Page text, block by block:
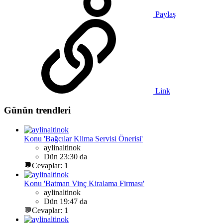
Paylaş
Link
Günün trendleri
Konu 'Bağcılar Klima Servisi Önerisi'
aylinaltinok
Dün 23:30 da
💬Cevaplar: 1
Konu 'Batman Vinç Kiralama Firması'
aylinaltinok
Dün 19:47 da
💬Cevaplar: 1